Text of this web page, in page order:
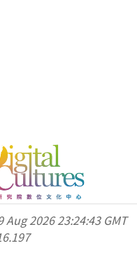
Aug 2026 23:24:43 GMT